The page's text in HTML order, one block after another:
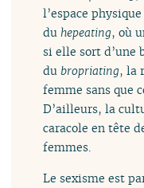
l’espace
duhepeating, où
si elle sort d’une
du bropriating, la
femme sans que
D’ailleurs, la
caracole en tête
femmes.
Le sexisme est